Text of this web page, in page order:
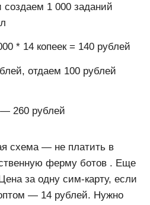
1 000 заданий
* 14 копеек = 140 рублей
отдаем 100 рублей
260 рублей
схема — не платить в
ферму ботов . Еще
за одну сим-карту, если
— 14 рублей. Нужно